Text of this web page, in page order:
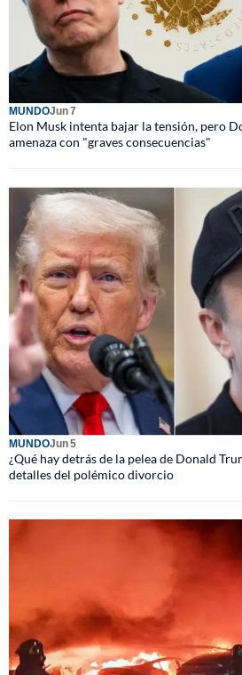
MUNDOJun 7
Elon Musk intenta bajar la tensión, pero
amenaza con "graves consecuencias"
MUNDOJun 5
¿Qué hay detrás de la pelea de Donald
detalles del polémico divorcio